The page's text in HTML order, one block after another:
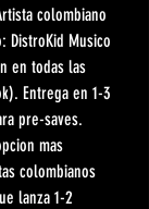
colombiano
DistroKid Musico
en todas las
Entrega en 1-3
pre-saves.
mas
colombianos
lanza 1-2